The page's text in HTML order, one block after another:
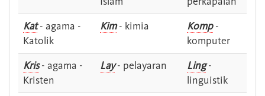
Kat- agama -
Katolik
Kim- kimia Komp-
komputer
Kris- agama -
Kristen
Lay- pelayaran Ling-
linguistik